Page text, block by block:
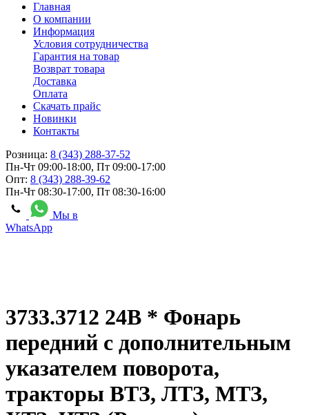
Главная
О компании
Информация
Условия сотрудничества
Гарантия на товар
Возврат товара
Доставка
Оплата
Скачать прайс
Новинки
Контакты
Розница: 8 (343) 288-37-52
Пн-Чт 09:00-18:00, Пт 09:00-17:00
Опт: 8 (343) 288-39-62
Пн-Чт 08:30-17:00, Пт 08:30-16:00
Мы в
WhatsApp
3733.3712 24В * Фонарь
передний с дополнительным
указателем поворота,
тракторы ВТЗ, ЛТЗ, МТЗ,